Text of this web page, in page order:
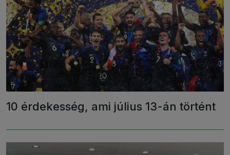
10 érdekesség, ami július 13-án történt